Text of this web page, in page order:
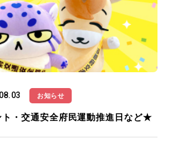
お知らせ
・交通安全府民運動推進日など★